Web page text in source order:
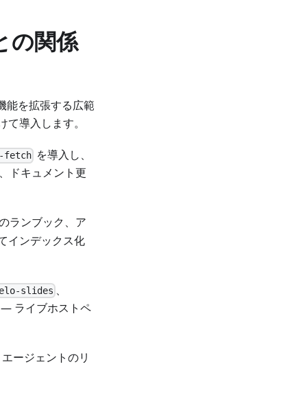
の関係
を拡張する広範
導入します。
fetchを導入し、
ドキュメント更
ランブック、ア
インデックス化
slides 、
ライブホストペ
ージェントのリ